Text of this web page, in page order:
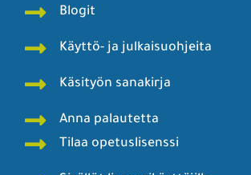
Blogit
Käyttö- ja julkaisuohjeita
Käsityön sanakirja
Anna palautetta
Tilaa opetuslisenssi